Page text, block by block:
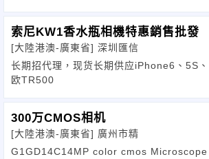
索尼KW1香水瓶相機特惠銷售批發
[大陸港澳-廣東省] 深圳匯信
长期招代理，现货长期供应iPhone6、5S
欧TR500
300万CMOS相机
[大陸港澳-廣東省] 廣州市精
G1GD14C14MP color cmos Microscope